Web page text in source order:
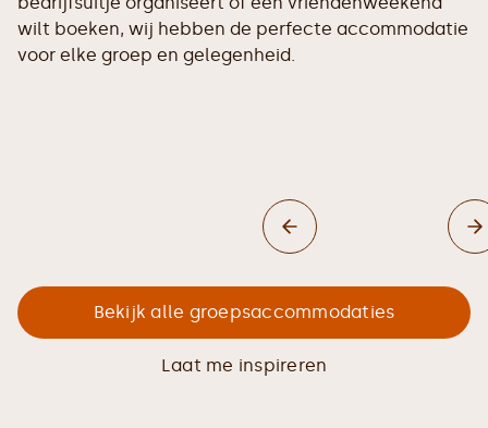
wilt boeken, wij hebben de perfecte accommodatie
voor elke groep en gelegenheid.
Bekijk alle groepsaccommodaties
Laat me inspireren